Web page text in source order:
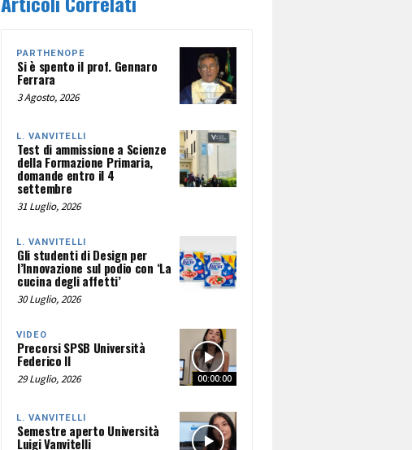
PARTHENOPE
Si è spento il prof. Gennaro
Ferrara
3 Agosto, 2026
L. VANVITELLI
Test di ammissione a Scienze
della Formazione Primaria,
domande entro il 4
settembre
31 Luglio, 2026
L. VANVITELLI
Gli studenti di Design per
l’Innovazione sul podio con ‘La
cucina degli affetti’
30 Luglio, 2026
00:00:00
VIDEO
Precorsi SPSB Università
Federico II
29 Luglio, 2026
L. VANVITELLI
Semestre aperto Università
Luigi Vanvitelli